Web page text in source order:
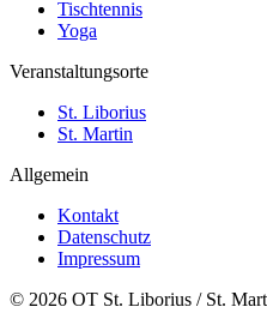
Tischtennis
Yoga
Veranstaltungsorte
St. Liborius
St. Martin
Allgemein
Kontakt
Datenschutz
Impressum
© 2026 OT St. Liborius / St.